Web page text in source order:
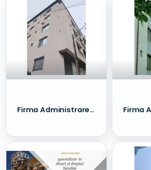
Firma Administrare Imobile - sector 1 - Damaroaia